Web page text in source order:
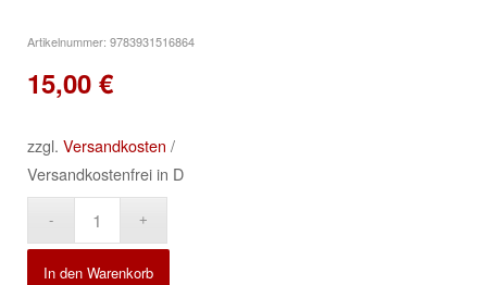
Artikelnummer: 9783931516864
15,00 €
zzgl. Versandkosten /
Versandkostenfrei in D
In den Warenkorb